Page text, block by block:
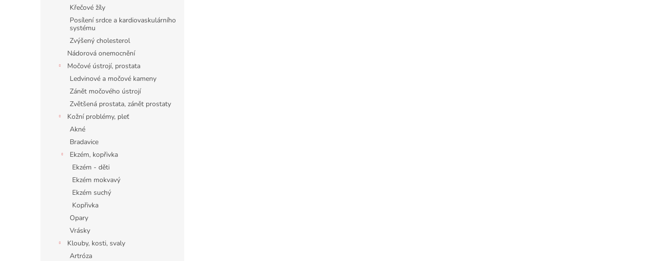
Křečové žíly
Posílení srdce a kardiovaskulárního
systému
Zvýšený cholesterol
Nádorová onemocnění
Močové ústrojí, prostata
Ledvinové a močové kameny
Zánět močového ústrojí
Zvětšená prostata, zánět prostaty
Kožní problémy, pleť
Akné
Bradavice
Ekzém, kopřivka
Ekzém - děti
Ekzém mokvavý
Ekzém suchý
Kopřivka
Opary
Vrásky
Klouby, kosti, svaly
Artróza